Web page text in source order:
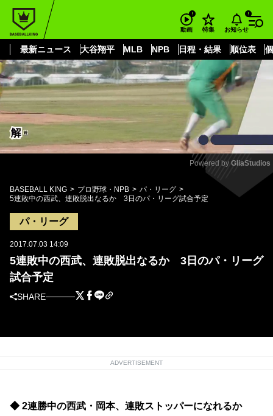
動画 特集 お知らせ
最新ニュース 大谷翔平 MLB NPB 日程・結果 順位表
もっと見る
Mute
Powered by GliaStudios
BASEBALL KING プロ野球・NPB
パ・リーグ
5連敗中の西武、連敗脱出なるか 3日のパ・リーグ試合予定
パ・リーグ
2017.07.03 14:09
5連敗中の西武、連敗脱出なるか 3日のパ・リーグ
試合予定
SHARE
ADVERTISEMENT
◆ 2連勝中の西武・岡本、連敗ストッパーになれるか